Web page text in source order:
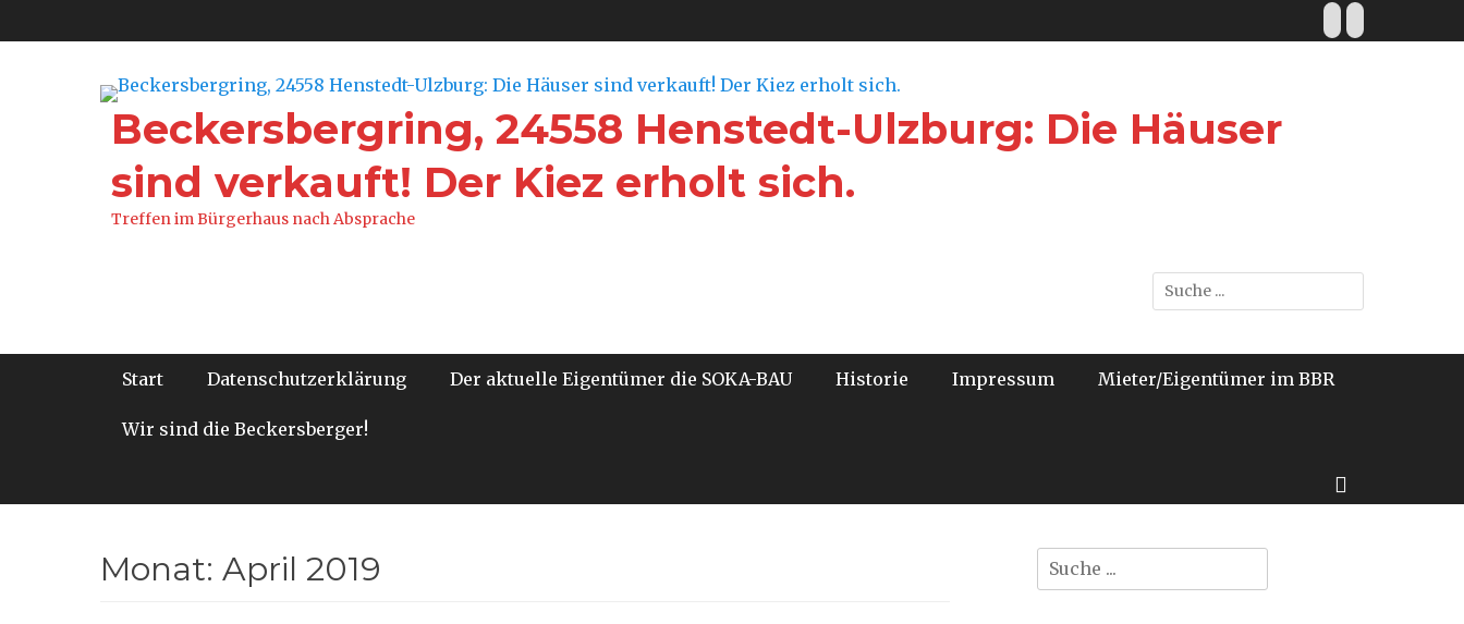
Inhalt
Mail
Beckersbergring, 24558 Henstedt-Ulzburg: Die Häuser
sind verkauft! Der Kiez erholt sich.
Treffen im Bürgerhaus nach Absprache
Suche
nach:
Hauptmenü
Start Datenschutzerklärung Der aktuelle Eigentümer die SOKA-BAU Historie Impressum Mieter/Eigentümer im BBR
Wir sind die Beckersberger!
Monat: April 2019
Suche
nach: